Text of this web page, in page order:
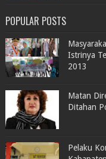
POPULAR POSTS
Istrinya
2013
Matan
Ditahan
Pelaku